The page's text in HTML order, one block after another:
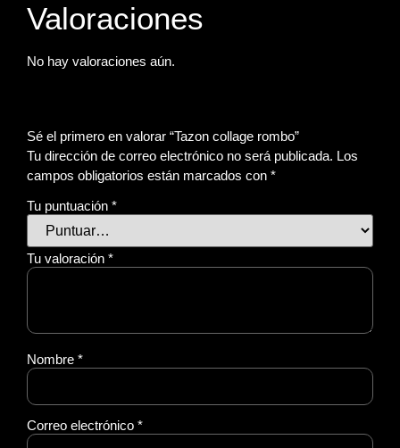
Valoraciones
No hay valoraciones aún.
Sé el primero en valorar “Tazon collage rombo”
Tu dirección de correo electrónico no será publicada. Los
campos obligatorios están marcados con *
Tu puntuación *
Tu valoración *
Nombre *
Correo electrónico *